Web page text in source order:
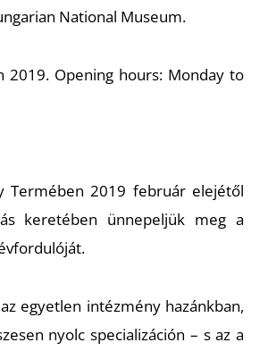
National Museum.
Opening hours: Monday to
Termében 2019 február elejétől
keretében ünnepeljük meg a
egyetlen intézmény hazánkban,
nyolc specializáción – s az a